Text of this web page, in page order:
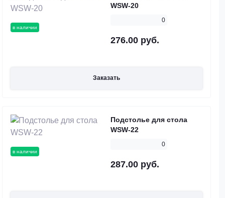
в наличии
WSW-20
0
276.00 руб.
Заказать
в наличии
Подстолье для стола
WSW-22
0
287.00 руб.